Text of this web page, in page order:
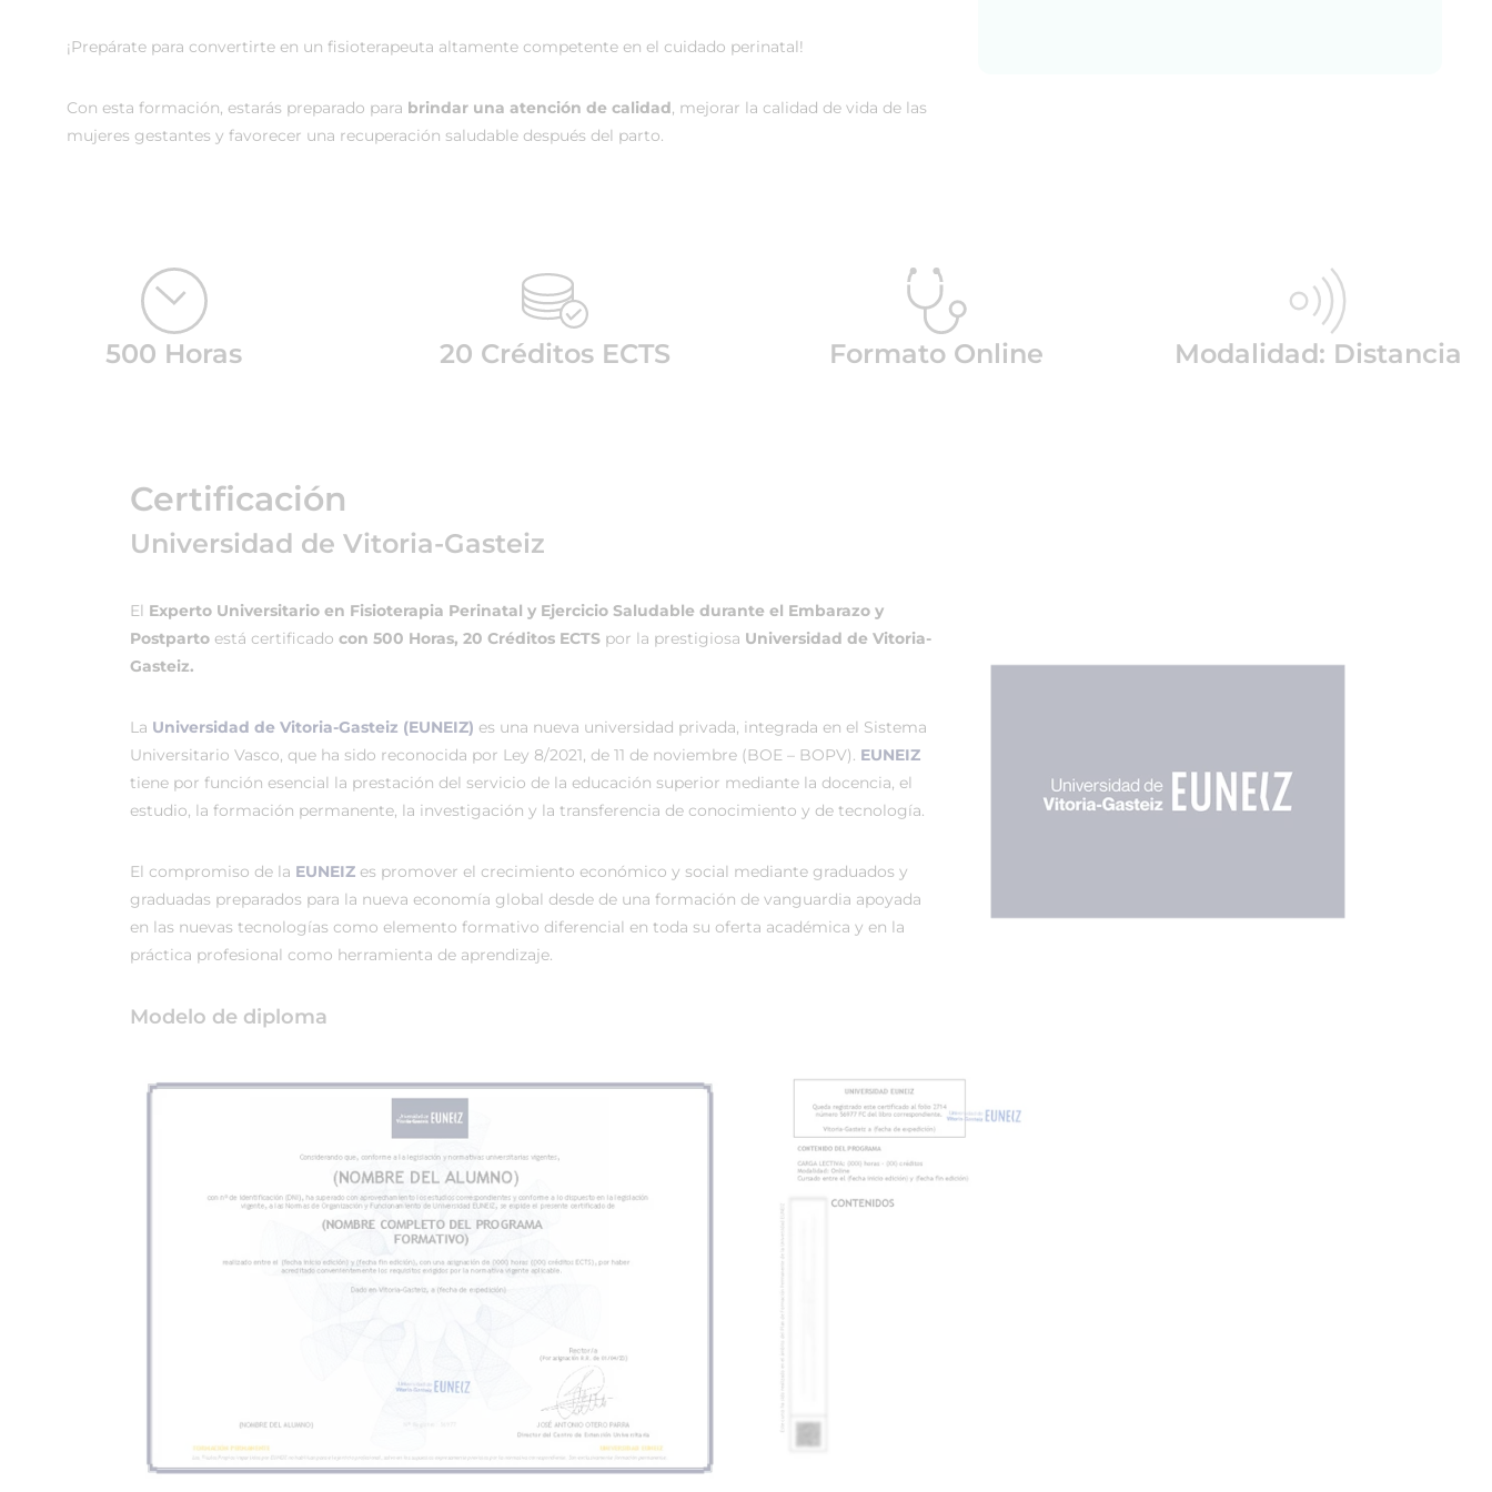
¡Prepárate para convertirte en un fisioterapeuta altamente competente en el cuidado perinatal!
Con esta formación, estarás preparado para brindar una atención de calidad, mejorar la calidad de vida de las
mujeres gestantes y favorecer una recuperación saludable después del parto.
500 Horas 20 Créditos ECTS Formato Online Modalidad: Distancia
Certificación
Universidad de Vitoria-Gasteiz
El Experto Universitario en Fisioterapia Perinatal y Ejercicio Saludable durante el Embarazo y
Postparto está certificado con 500 Horas, 20 Créditos ECTS por la prestigiosa Universidad de Vitoria-
Gasteiz.
La Universidad de Vitoria-Gasteiz (EUNEIZ) es una nueva universidad privada, integrada en el Sistema
Universitario Vasco, que ha sido reconocida por Ley 8/2021, de 11 de noviembre (BOE – BOPV). EUNEIZ
tiene por función esencial la prestación del servicio de la educación superior mediante la docencia, el
estudio, la formación permanente, la investigación y la transferencia de conocimiento y de tecnología.
El compromiso de la EUNEIZ es promover el crecimiento económico y social mediante graduados y
graduadas preparados para la nueva economía global desde de una formación de vanguardia apoyada
en las nuevas tecnologías como elemento formativo diferencial en toda su oferta académica y en la
práctica profesional como herramienta de aprendizaje.
Modelo de diploma